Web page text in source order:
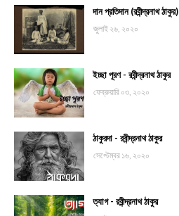
দান প্রতিদান (রবীন্দ্রনাথ ঠাকুর)
জুলাই ২৬, ২০২০
ইচ্ছা পূরণ - রবীন্দ্রনাথ ঠাকুর
ফেব্রুয়ারি ০৩, ২০২০
ঠাকুরদা - রবীন্দ্রনাথ ঠাকুর
সেপ্টেম্বর ১৬, ২০২০
ত্যাগ - রবীন্দ্রনাথ ঠাকুর